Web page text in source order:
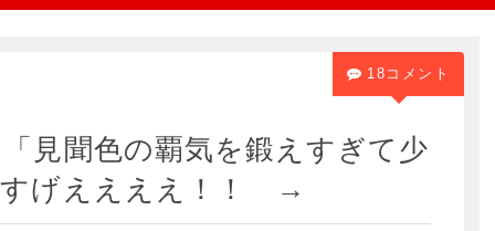
見聞色の覇気を鍛えすぎて少
すげええええ！！ →
18コメント